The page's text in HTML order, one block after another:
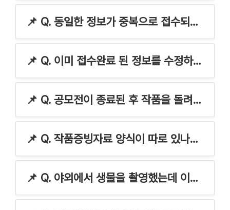
📌 Q. 동일한 정보가 중복으로 접수되었어요.
📌 Q. 이미 접수완료 된 정보를 수정하고 싶을 때는 어떻게 해야 하나요?
📌 Q. 공모전이 종료된 후 작품을 돌려받고 싶어요.
📌 Q. 작품증빙자료 양식이 따로 있나요?
📌 Q. 야외에서 생물을 촬영했는데 이것이 자생종인지, 이름이 무엇인지 어떻게 알 수 있나요?